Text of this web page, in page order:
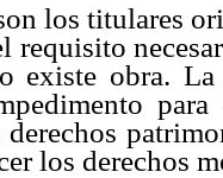
los titulares
requisito
existe obra.
los derechos